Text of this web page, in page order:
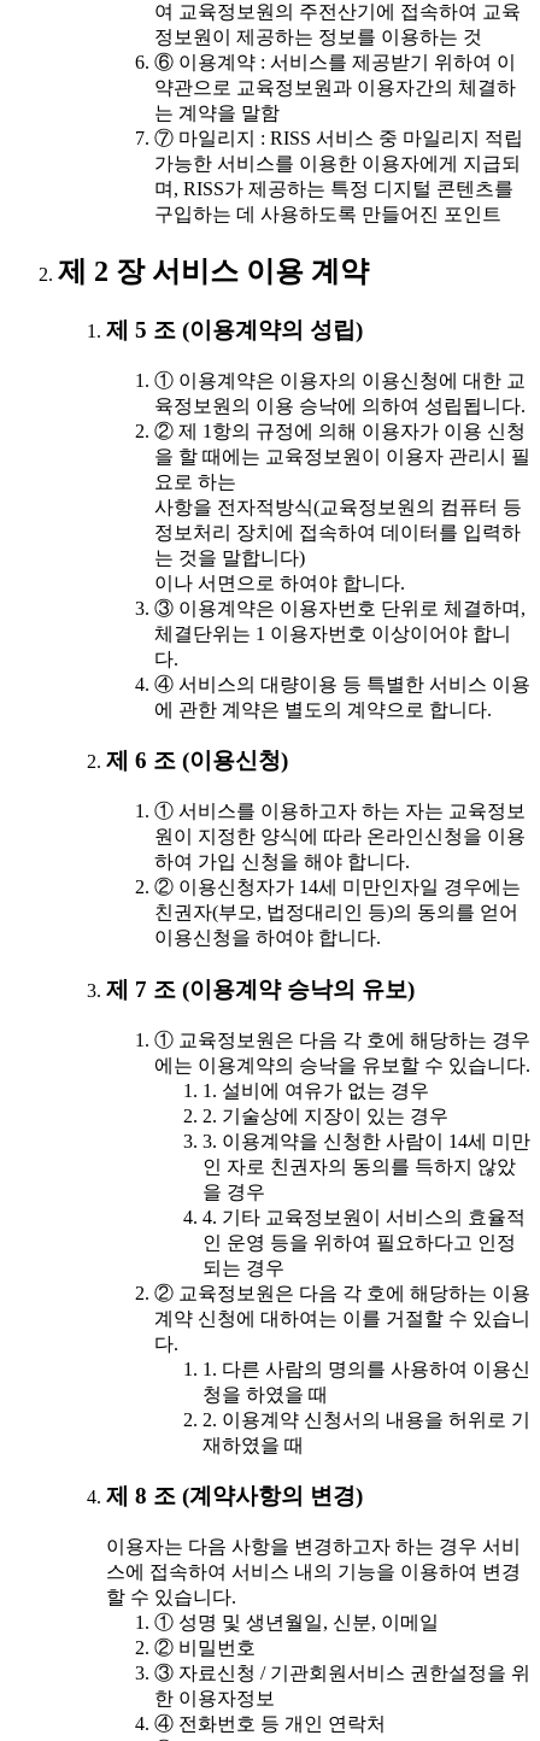
여 교육정보원의 주전산기에 접속하여 교육
정보원이 제공하는 정보를 이용하는 것
⑥ 이용계약 : 서비스를 제공받기 위하여 이
약관으로 교육정보원과 이용자간의 체결하
는 계약을 말함
⑦ 마일리지 : RISS 서비스 중 마일리지 적립
가능한 서비스를 이용한 이용자에게 지급되
며, RISS가 제공하는 특정 디지털 콘텐츠를
구입하는 데 사용하도록 만들어진 포인트
제 2 장 서비스 이용 계약
제 5 조 (이용계약의 성립)
① 이용계약은 이용자의 이용신청에 대한 교
육정보원의 이용 승낙에 의하여 성립됩니다.
② 제 1항의 규정에 의해 이용자가 이용 신청
을 할 때에는 교육정보원이 이용자 관리시 필
요로 하는
사항을 전자적방식(교육정보원의 컴퓨터 등
정보처리 장치에 접속하여 데이터를 입력하
는 것을 말합니다)
이나 서면으로 하여야 합니다.
③ 이용계약은 이용자번호 단위로 체결하며,
체결단위는 1 이용자번호 이상이어야 합니
다.
④ 서비스의 대량이용 등 특별한 서비스 이용
에 관한 계약은 별도의 계약으로 합니다.
제 6 조 (이용신청)
① 서비스를 이용하고자 하는 자는 교육정보
원이 지정한 양식에 따라 온라인신청을 이용
하여 가입 신청을 해야 합니다.
② 이용신청자가 14세 미만인자일 경우에는
친권자(부모, 법정대리인 등)의 동의를 얻어
이용신청을 하여야 합니다.
제 7 조 (이용계약 승낙의 유보)
① 교육정보원은 다음 각 호에 해당하는 경우
에는 이용계약의 승낙을 유보할 수 있습니다.
1. 설비에 여유가 없는 경우
2. 기술상에 지장이 있는 경우
3. 이용계약을 신청한 사람이 14세 미만
인 자로 친권자의 동의를 득하지 않았
을 경우
4. 기타 교육정보원이 서비스의 효율적
인 운영 등을 위하여 필요하다고 인정
되는 경우
② 교육정보원은 다음 각 호에 해당하는 이용
계약 신청에 대하여는 이를 거절할 수 있습니
다.
1. 다른 사람의 명의를 사용하여 이용신
청을 하였을 때
2. 이용계약 신청서의 내용을 허위로 기
재하였을 때
제 8 조 (계약사항의 변경)
이용자는 다음 사항을 변경하고자 하는 경우 서비
스에 접속하여 서비스 내의 기능을 이용하여 변경
할 수 있습니다.
① 성명 및 생년월일, 신분, 이메일
② 비밀번호
③ 자료신청 / 기관회원서비스 권한설정을 위
한 이용자정보
④ 전화번호 등 개인 연락처